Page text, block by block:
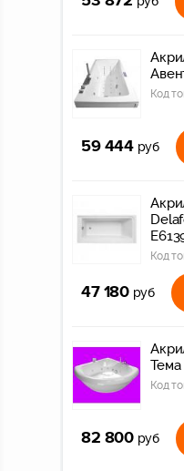
Код
59 444 руб
Код
47 180 руб
Тема
Код
82 800 руб